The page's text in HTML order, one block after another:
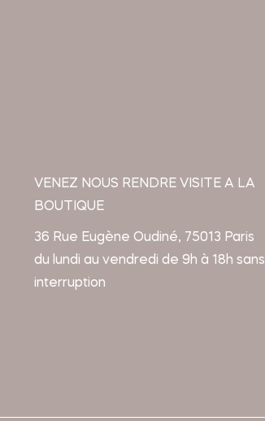
VENEZ NOUS RENDRE VISITE A LA
BOUTIQUE
36 Rue Eugène Oudiné, 75013 Paris
du lundi au vendredi de 9h à 18h sans
interruption